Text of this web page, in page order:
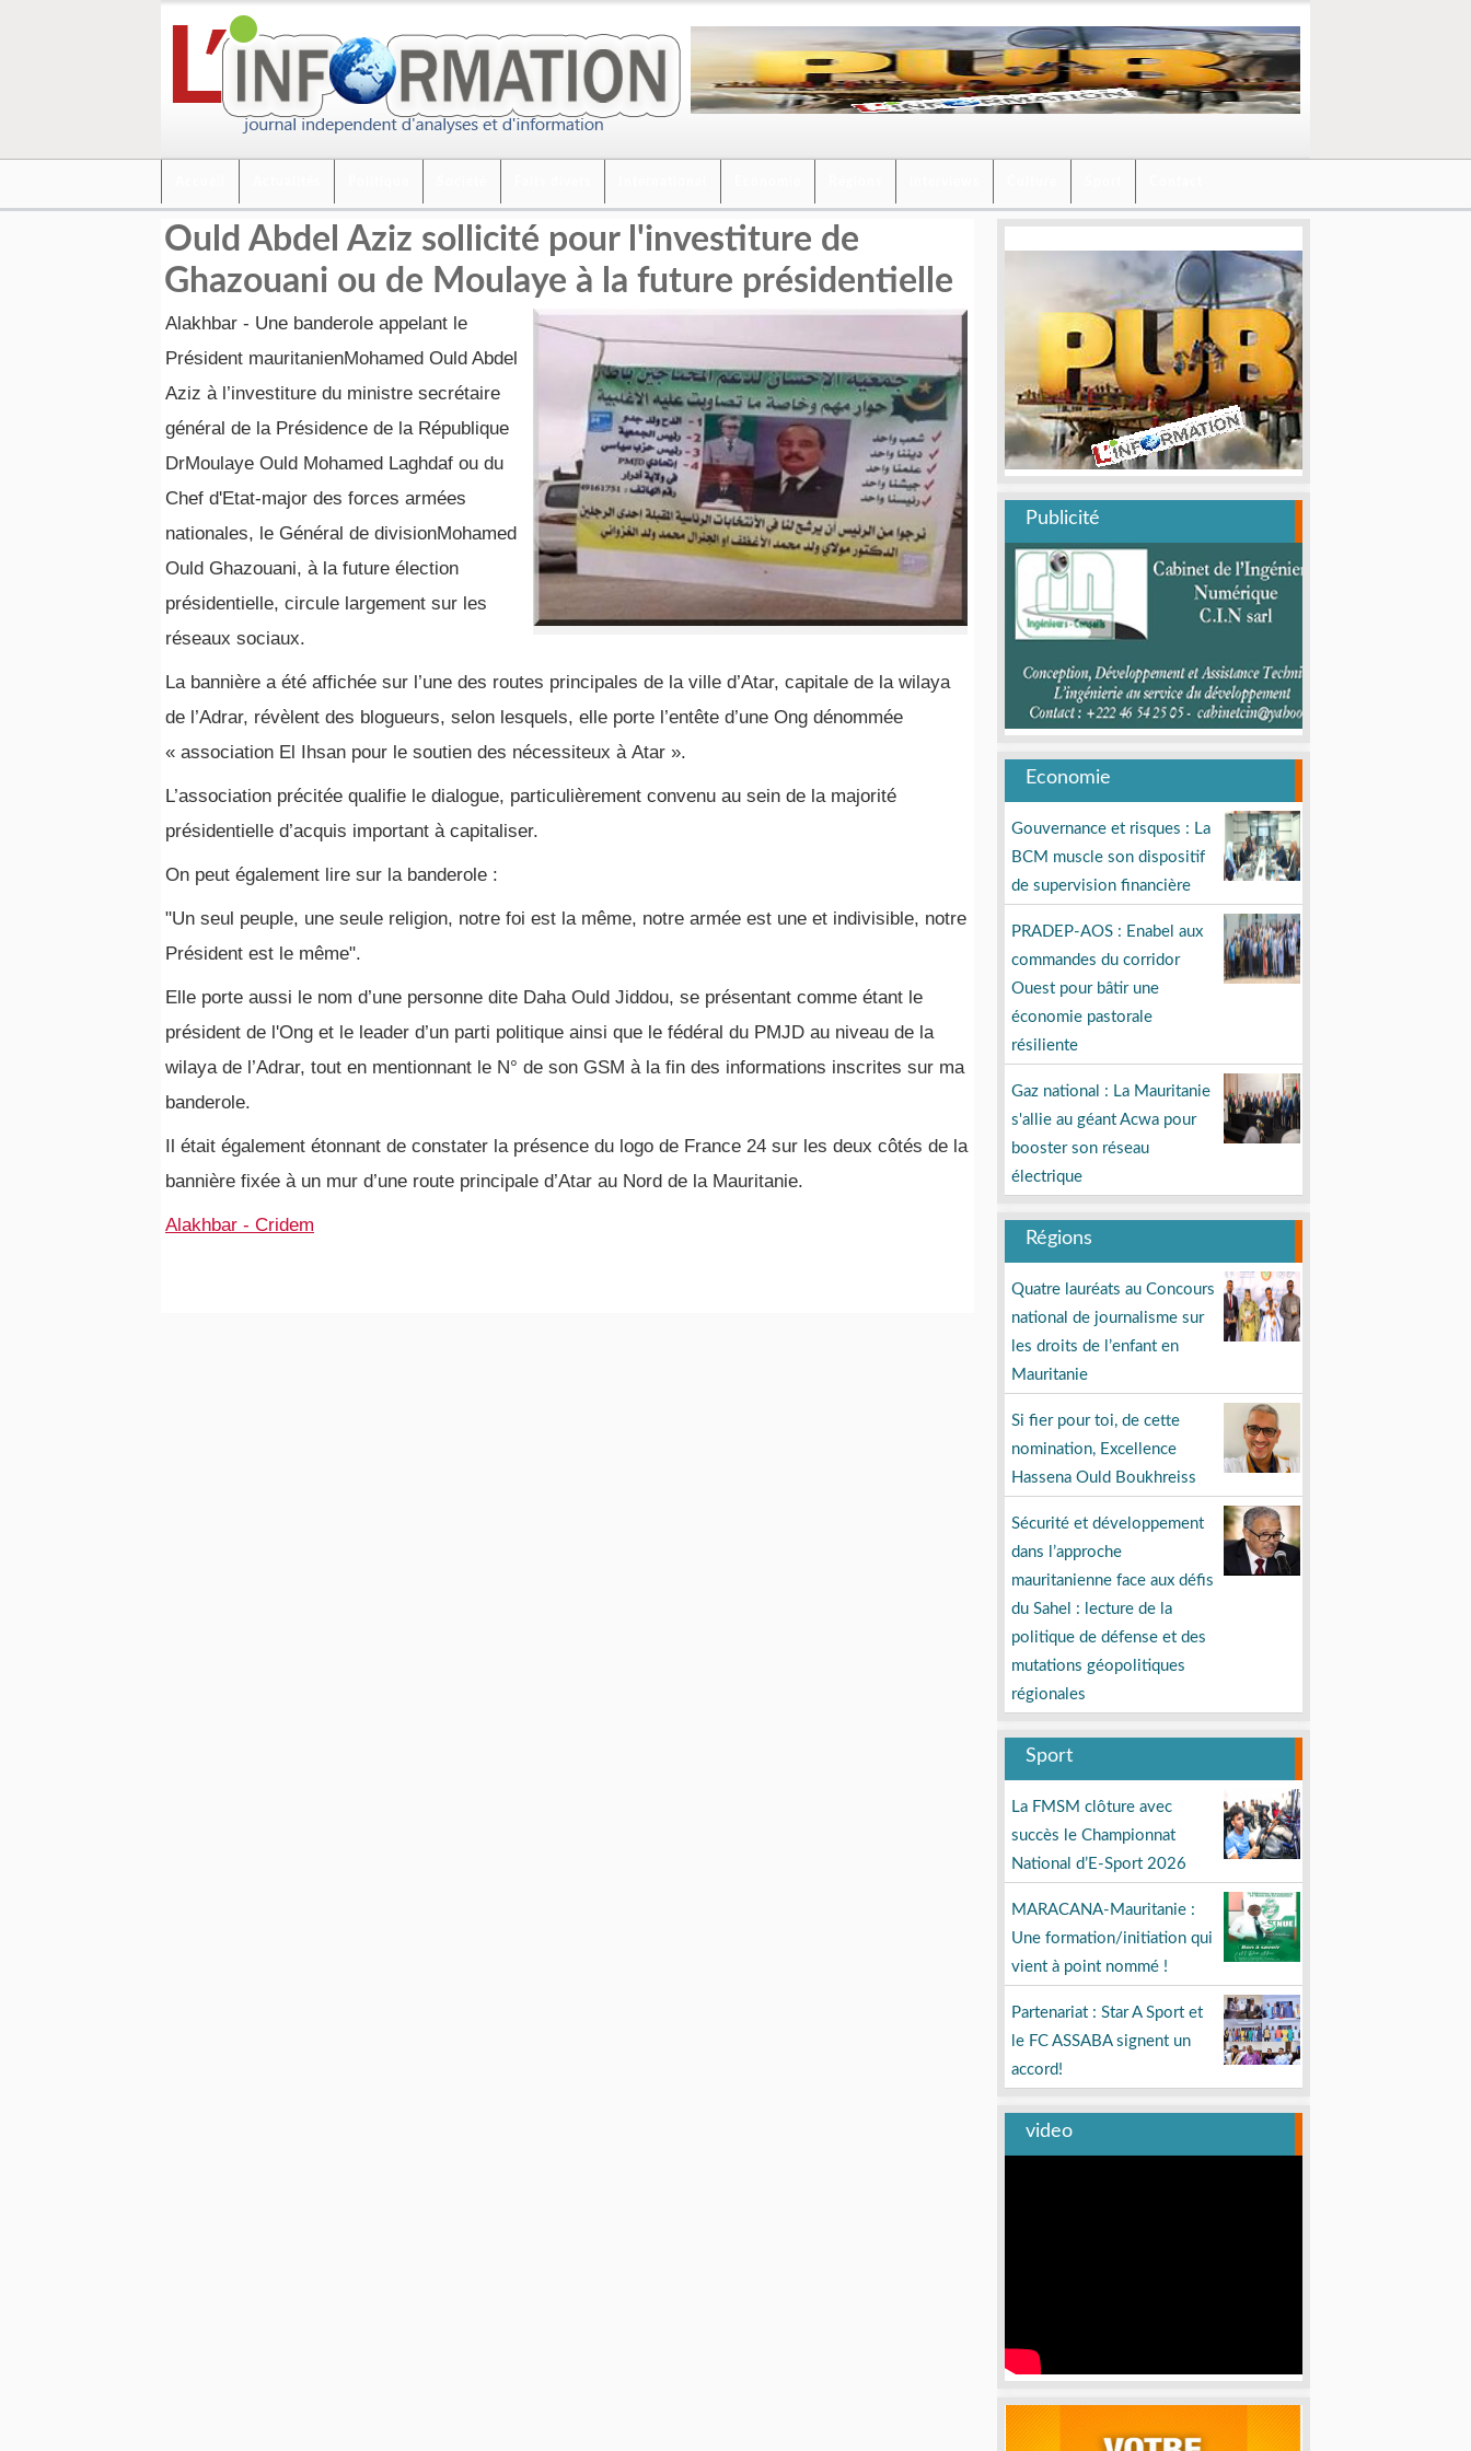
Publicité
Economie
Gouvernance et risques : La
BCM muscle son dispositif
de supervision financière
PRADEP-AOS : Enabel aux
commandes du corridor
Ouest pour bâtir une
économie pastorale
résiliente
Gaz national : La Mauritanie
s'allie au géant Acwa pour
booster son réseau
électrique
Régions
Quatre lauréats au Concours
national de journalisme sur
les droits de l’enfant en
Mauritanie
Si fier pour toi, de cette
nomination, Excellence
Hassena Ould Boukhreiss
Sécurité et développement
dans l’approche
mauritanienne face aux défis
du Sahel : lecture de la
politique de défense et des
mutations géopolitiques
régionales
Sport
La FMSM clôture avec
succès le Championnat
National d’E-Sport 2026
MARACANA-Mauritanie :
Une formation/initiation qui
vient à point nommé !
Partenariat : Star A Sport et
le FC ASSABA signent un
accord!
video
Ould Abdel Aziz sollicité pour l'investiture de
Ghazouani ou de Moulaye à la future présidentielle
Alakhbar - Une banderole appelant le
Président mauritanienMohamed Ould Abdel
Aziz à l’investiture du ministre secrétaire
général de la Présidence de la République
DrMoulaye Ould Mohamed Laghdaf ou du
Chef d'Etat-major des forces armées
nationales, le Général de divisionMohamed
Ould Ghazouani, à la future élection
présidentielle, circule largement sur les
réseaux sociaux.
La bannière a été affichée sur l’une des routes principales de la ville d’Atar, capitale de la wilaya
de l’Adrar, révèlent des blogueurs, selon lesquels, elle porte l’entête d’une Ong dénommée
« association El Ihsan pour le soutien des nécessiteux à Atar ».
L’association précitée qualifie le dialogue, particulièrement convenu au sein de la majorité
présidentielle d’acquis important à capitaliser.
On peut également lire sur la banderole :
"Un seul peuple, une seule religion, notre foi est la même, notre armée est une et indivisible, notre
Président est le même".
Elle porte aussi le nom d’une personne dite Daha Ould Jiddou, se présentant comme étant le
président de l'Ong et le leader d’un parti politique ainsi que le fédéral du PMJD au niveau de la
wilaya de l’Adrar, tout en mentionnant le N° de son GSM à la fin des informations inscrites sur ma
banderole.
Il était également étonnant de constater la présence du logo de France 24 sur les deux côtés de la
bannière fixée à un mur d’une route principale d’Atar au Nord de la Mauritanie.
Alakhbar - Cridem